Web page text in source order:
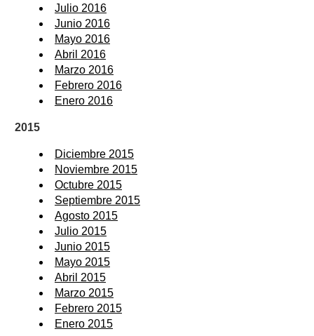
Julio 2016
Junio 2016
Mayo 2016
Abril 2016
Marzo 2016
Febrero 2016
Enero 2016
2015
Diciembre 2015
Noviembre 2015
Octubre 2015
Septiembre 2015
Agosto 2015
Julio 2015
Junio 2015
Mayo 2015
Abril 2015
Marzo 2015
Febrero 2015
Enero 2015